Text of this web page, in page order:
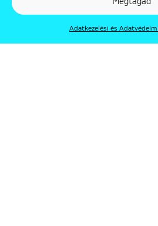
Adatkezelési és